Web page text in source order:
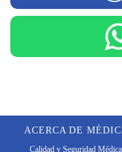
ACERCA DE
Calidad y Seguridad